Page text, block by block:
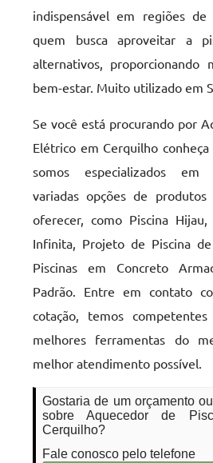
indispensável em regiões
quem busca aproveitar a
alternativos, proporcionando
bem-estar. Muito utilizado em
Se você está procurando por
Elétrico em Cerquilho conheça
somos especializados em
variadas opções de
oferecer, como Piscina
Infinita, Projeto de Piscina
Piscinas em Concreto
Padrão. Entre em contato
cotação, temos
melhores ferramentas do
melhor atendimento possível.
Gostaria de um orçamento
sobre Aquecedor de
Cerquilho?
Fale conosco pelo telefone